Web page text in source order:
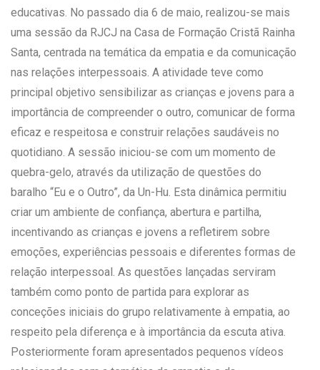
educativas. No passado dia 6 de maio, realizou-se mais
uma sessão da RJCJ na Casa de Formação Cristã Rainha
Santa, centrada na temática da empatia e da comunicação
nas relações interpessoais. A atividade teve como
principal objetivo sensibilizar as crianças e jovens para a
importância de compreender o outro, comunicar de forma
eficaz e respeitosa e construir relações saudáveis no
quotidiano. A sessão iniciou-se com um momento de
quebra-gelo, através da utilização de questões do
baralho “Eu e o Outro”, da Un-Hu. Esta dinâmica permitiu
criar um ambiente de confiança, abertura e partilha,
incentivando as crianças e jovens a refletirem sobre
emoções, experiências pessoais e diferentes formas de
relação interpessoal. As questões lançadas serviram
também como ponto de partida para explorar as
conceções iniciais do grupo relativamente à empatia, ao
respeito pela diferença e à importância da escuta ativa.
Posteriormente foram apresentados pequenos vídeos